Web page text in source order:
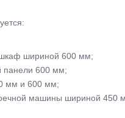
шириной 600 мм;
панели 600 мм;
мм и 600 мм;
машины шириной 450